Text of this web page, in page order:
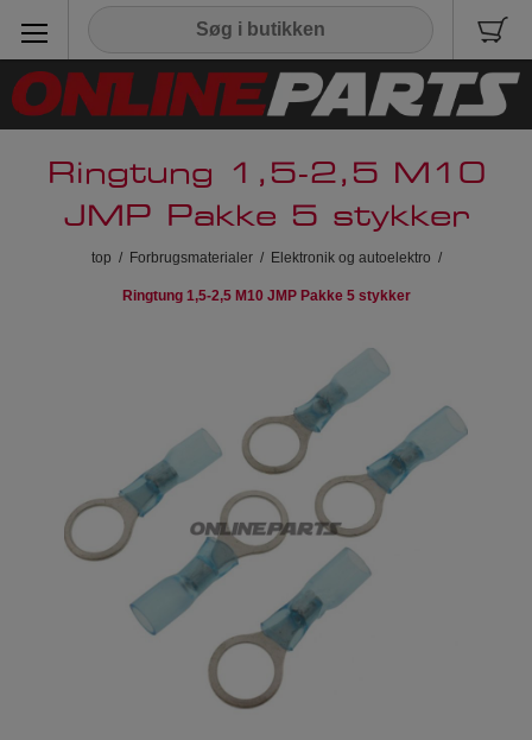
Ringtung 1,5-2,5 M10
JMP Pakke 5 stykker
top / Forbrugsmaterialer / Elektronik og autoelektro /
Ringtung 1,5-2,5 M10 JMP Pakke 5 stykker